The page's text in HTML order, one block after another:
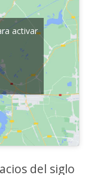
activar
del siglo